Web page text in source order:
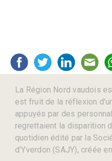
La Région Nord vaudois
est fruit de la réflexion
appuyés par des
regrettaient la disparition
quotidien édité par la
d’Yverdon (SAJY), créée